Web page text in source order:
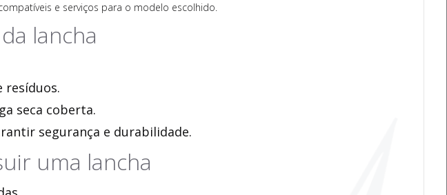
e serviços para o modelo escolhido.
lancha
resíduos.
seca coberta.
segurança e durabilidade.
uma lancha